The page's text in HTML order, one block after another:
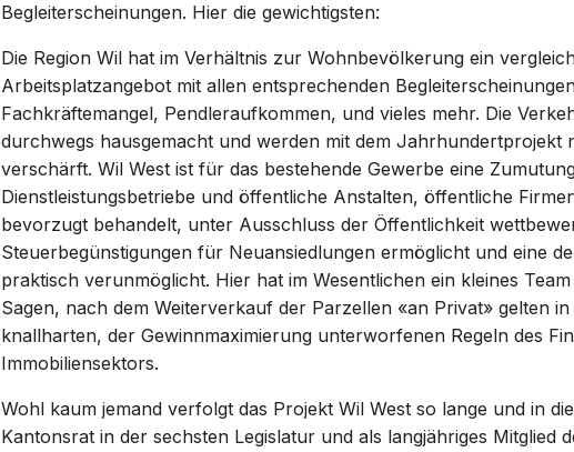
Begleiterscheinungen. Hier die gewichtigsten:
Die Region Wil hat im Verhältnis zur Wohnbevölkerung ein
Arbeitsplatzangebot mit allen entsprechenden
Fachkräftemangel, Pendleraufkommen, und vieles mehr. Die
durchwegs hausgemacht und werden mit dem Jahrhundertprojekt
verschärft. Wil West ist für das bestehende Gewerbe eine
Dienstleistungsbetriebe und öffentliche Anstalten, öffentliche
bevorzugt behandelt, unter Ausschluss der Öffentlichkeit
Steuerbegünstigungen für Neuansiedlungen ermöglicht und eine
praktisch verunmöglicht. Hier hat im Wesentlichen ein kleines
Sagen, nach dem Weiterverkauf der Parzellen «an Privat» gelten in
knallharten, der Gewinnmaximierung unterworfenen Regeln des
Immobiliensektors.
Wohl kaum jemand verfolgt das Projekt Wil West so lange und in
Kantonsrat in der sechsten Legislatur und als langjähriges Mitglied